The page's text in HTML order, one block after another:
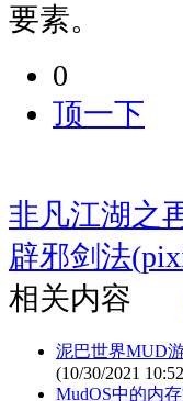
要素。
0
顶一下
非凡江湖之
辟邪剑法
相关内容
泥巴世界MUD
(10/30/2021
MudOS中的内